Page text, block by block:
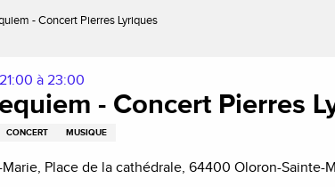
- Concert Pierres Lyriques
à 23:00
- Concert Pierres
CONCERT MUSIQUE
Place de la cathédrale, 64400 Oloron-Sainte-